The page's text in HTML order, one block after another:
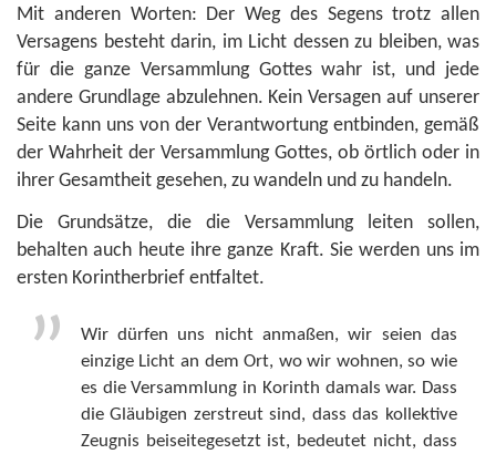
Mit anderen Worten: Der Weg des Segens trotz allen
Versagens besteht darin, im Licht dessen zu bleiben, was
für die ganze Versammlung Gottes wahr ist, und jede
andere Grundlage abzulehnen. Kein Versagen auf unserer
Seite kann uns von der Verantwortung entbinden, gemäß
der Wahrheit der Versammlung Gottes, ob örtlich oder in
ihrer Gesamtheit gesehen, zu wandeln und zu handeln.
Die Grundsätze, die die Versammlung leiten sollen,
behalten auch heute ihre ganze Kraft. Sie werden uns im
ersten Korintherbrief entfaltet.
Wir dürfen uns nicht anmaßen, wir seien das
einzige Licht an dem Ort, wo wir wohnen, so wie
es die Versammlung in Korinth damals war. Dass
die Gläubigen zerstreut sind, dass das kollektive
Zeugnis beiseitegesetzt ist, bedeutet nicht, dass